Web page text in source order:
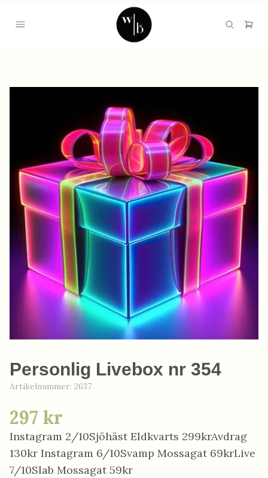
Personlig Livebox nr 354
Artikelnummer: 2637
297 kr
Instagram 2/10Sjöhäst Eldkvarts 299krAvdrag
130kr Instagram 6/10Svamp Mossagat 69krLive
7/10Slab Mossagat 59kr